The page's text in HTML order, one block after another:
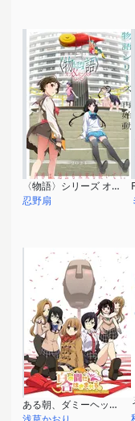
〈物語〉シリーズ オフ&モンスターシーズン
忍野扇
ある朝、ダミーヘッドマイクになっていた俺クンの人生